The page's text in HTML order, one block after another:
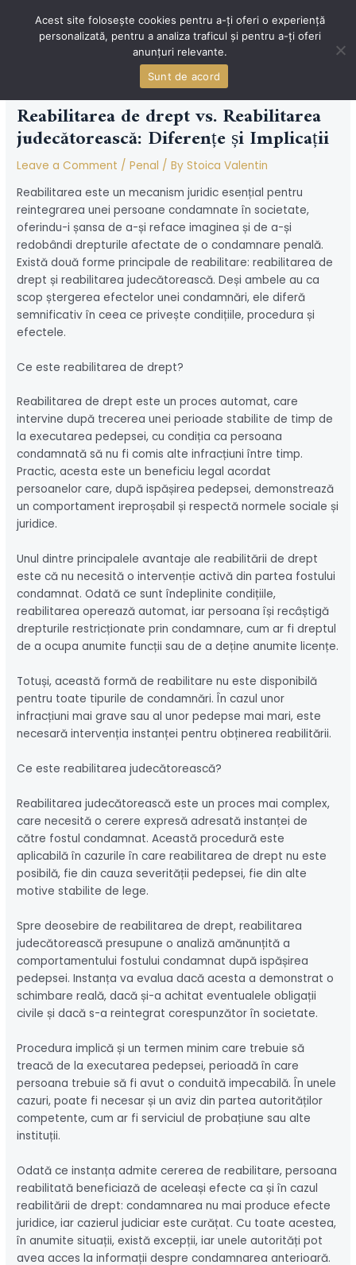
content
Reabilitarea de drept vs. Reabilitarea
judecătorească: Diferențe și Implicații
Leave a Comment /Penal / ByStoica Valentin
Reabilitarea este un mecanism juridic esențial pentru
reintegrarea unei persoane condamnate în societate,
oferindu-i șansa de a-și reface imaginea și de a-și
redobândi drepturile afectate de o condamnare penală.
Există două forme principale de reabilitare: reabilitarea de
drept și reabilitarea judecătorească. Deși ambele au ca
scop ștergerea efectelor unei condamnări, ele diferă
semnificativ în ceea ce privește condițiile, procedura și
efectele.
Ce este reabilitarea de drept?
Reabilitarea de drept este un proces automat, care
intervine după trecerea unei perioade stabilite de timp de
la executarea pedepsei, cu condiția ca persoana
condamnată să nu fi comis alte infracțiuni între timp.
Practic, acesta este un beneficiu legal acordat
persoanelor care, după ispășirea pedepsei, demonstrează
un comportament ireproșabil și respectă normele sociale și
juridice.
Unul dintre principalele avantaje ale reabilitării de drept
este că nu necesită o intervenție activă din partea fostului
condamnat. Odată ce sunt îndeplinite condițiile,
reabilitarea operează automat, iar persoana își recâștigă
drepturile restricționate prin condamnare, cum ar fi dreptul
de a ocupa anumite funcții sau de a deține anumite licențe.
Totuși, această formă de reabilitare nu este disponibilă
pentru toate tipurile de condamnări. În cazul unor
infracțiuni mai grave sau al unor pedepse mai mari, este
necesară intervenția instanței pentru obținerea reabilitării.
Ce este reabilitarea judecătorească?
Reabilitarea judecătorească este un proces mai complex,
care necesită o cerere expresă adresată instanței de
către fostul condamnat. Această procedură este
aplicabilă în cazurile în care reabilitarea de drept nu este
posibilă, fie din cauza severității pedepsei, fie din alte
motive stabilite de lege.
Spre deosebire de reabilitarea de drept, reabilitarea
judecătorească presupune o analiză amănunțită a
comportamentului fostului condamnat după ispășirea
pedepsei. Instanța va evalua dacă acesta a demonstrat o
schimbare reală, dacă și-a achitat eventualele obligații
civile și dacă s-a reintegrat corespunzător în societate.
Procedura implică și un termen minim care trebuie să
treacă de la executarea pedepsei, perioadă în care
persoana trebuie să fi avut o conduită impecabilă. În unele
cazuri, poate fi necesar și un aviz din partea autorităților
competente, cum ar fi serviciul de probațiune sau alte
instituții.
Odată ce instanța admite cererea de reabilitare, persoana
reabilitată beneficiază de aceleași efecte ca și în cazul
reabilitării de drept: condamnarea nu mai produce efecte
juridice, iar cazierul judiciar este curățat. Cu toate acestea,
în anumite situații, există excepții, iar unele autorități pot
avea acces la informații despre condamnarea anterioară.
Acest site folosește cookies pentru a-ți oferi o experiență
personalizată, pentru a analiza traficul și pentru a-ți oferi
anunțuri relevante.
Sunt de acord